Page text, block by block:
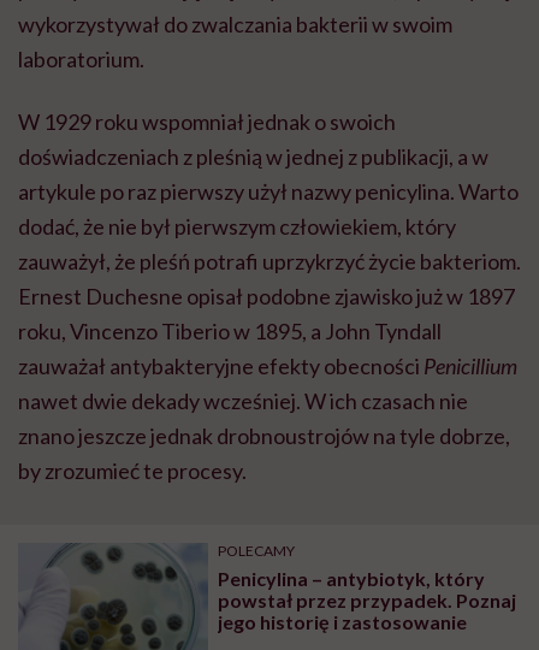
wykorzystywał do zwalczania bakterii w swoim
laboratorium.
W 1929 roku wspomniał jednak o swoich
doświadczeniach z pleśnią w jednej z publikacji, a w
artykule po raz pierwszy użył nazwy penicylina. Warto
dodać, że nie był pierwszym człowiekiem, który
zauważył, że pleśń potrafi uprzykrzyć życie bakteriom.
Ernest Duchesne opisał podobne zjawisko już w 1897
roku, Vincenzo Tiberio w 1895, a John Tyndall
zauważał antybakteryjne efekty obecności Penicillium
nawet dwie dekady wcześniej. W ich czasach nie
znano jeszcze jednak drobnoustrojów na tyle dobrze,
by zrozumieć te procesy.
POLECAMY
Penicylina – antybiotyk, który
powstał przez przypadek. Poznaj
jego historię i zastosowanie